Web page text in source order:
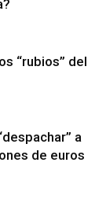
“rubios” del
a
de euros